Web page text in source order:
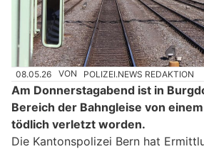
08.05.26 VON POLIZEI.NEWS REDAKTION
Am Donnerstagabend ist in
Bereich der Bahngleise von
tödlich verletzt worden.
Die Kantonspolizei Bern hat